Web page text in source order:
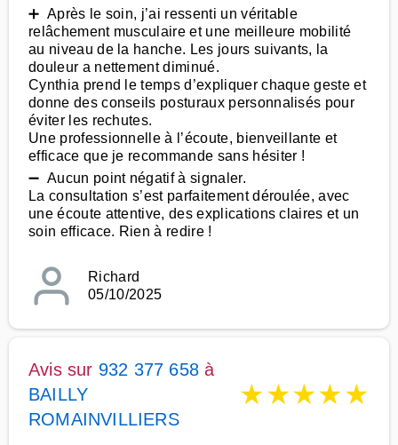
➕ Après le soin, j’ai ressenti un véritable
relâchement musculaire et une meilleure mobilité
au niveau de la hanche. Les jours suivants, la
douleur a nettement diminué.
Cynthia prend le temps d’expliquer chaque geste et
donne des conseils posturaux personnalisés pour
éviter les rechutes.
Une professionnelle à l’écoute, bienveillante et
efficace que je recommande sans hésiter !
➖ Aucun point négatif à signaler.
La consultation s’est parfaitement déroulée, avec
une écoute attentive, des explications claires et un
soin efficace. Rien à redire !
Richard
05/10/2025
Avis sur 932 377 658 à
BAILLY
ROMAINVILLIERS
★★★★★